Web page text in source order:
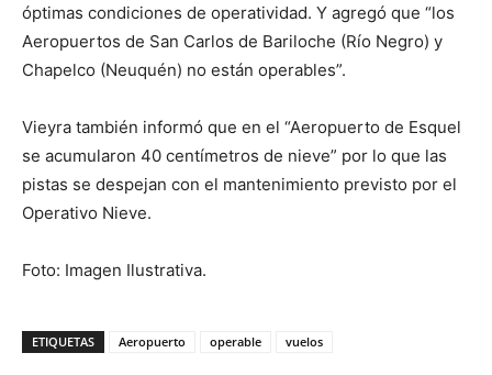
óptimas condiciones de operatividad. Y agregó que “los
Aeropuertos de San Carlos de Bariloche (Río Negro) y
Chapelco (Neuquén) no están operables”.
Vieyra también informó que en el “Aeropuerto de Esquel
se acumularon 40 centímetros de nieve” por lo que las
pistas se despejan con el mantenimiento previsto por el
Operativo Nieve.
Foto: Imagen Ilustrativa.
ETIQUETAS Aeropuerto operable vuelos